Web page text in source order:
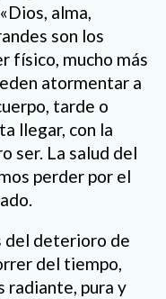
alma,
son los
físico, mucho más
atormentar a
tarde o
llegar, con la
ser. La salud del
perder por el
del deterioro de
del tiempo,
radiante, pura y